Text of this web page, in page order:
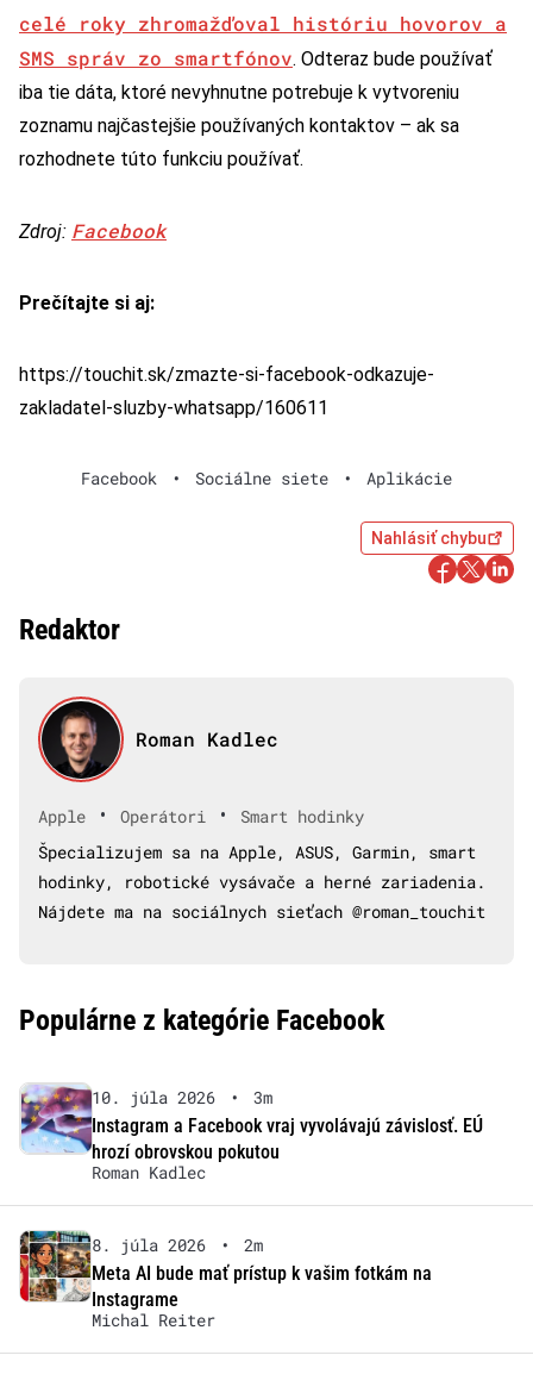
celé roky zhromažďoval históriu hovorov a
SMS správ zo smartfónov. Odteraz bude používať
iba tie dáta, ktoré nevyhnutne potrebuje k vytvoreniu
zoznamu najčastejšie používaných kontaktov – ak sa
rozhodnete túto funkciu používať.
Zdroj: Facebook
Prečítajte si aj:
https://touchit.sk/zmazte-si-facebook-odkazuje-
zakladatel-sluzby-whatsapp/160611
Facebook • Sociálne siete • Aplikácie
Nahlásiť chybu
Redaktor
Roman Kadlec
Apple • Operátori •
Smart hodinky
Špecializujem sa na Apple, ASUS, Garmin, smart
hodinky, robotické vysávače a herné zariadenia.
Nájdete ma na sociálnych sieťach @roman_touchit
Populárne z kategórie Facebook
10. júla 2026 •
3m
Instagram a Facebook vraj vyvolávajú závislosť. EÚ
hrozí obrovskou pokutou
Roman Kadlec
8. júla 2026 •
2m
Meta AI bude mať prístup k vašim fotkám na
Instagrame
Michal Reiter